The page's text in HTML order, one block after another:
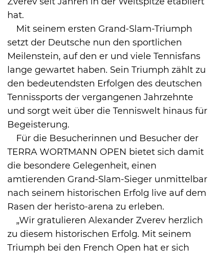
hat.
Mit seinem ersten Grand-Slam-Triumph
setzt der Deutsche nun den sportlichen
Meilenstein, auf den er und viele Tennisfans
lange gewartet haben. Sein Triumph zählt zu
den bedeutendsten Erfolgen des deutschen
Tennissports der vergangenen Jahrzehnte
und sorgt weit über die Tenniswelt hinaus für
Begeisterung.
Für die Besucherinnen und Besucher der
TERRA WORTMANN OPEN bietet sich damit
die besondere Gelegenheit, einen
amtierenden Grand-Slam-Sieger unmittelbar
nach seinem historischen Erfolg live auf dem
Rasen der heristo-arena zu erleben.
„Wir gratulieren Alexander Zverev herzlich
zu diesem historischen Erfolg. Mit seinem
Triumph bei den French Open hat er sich